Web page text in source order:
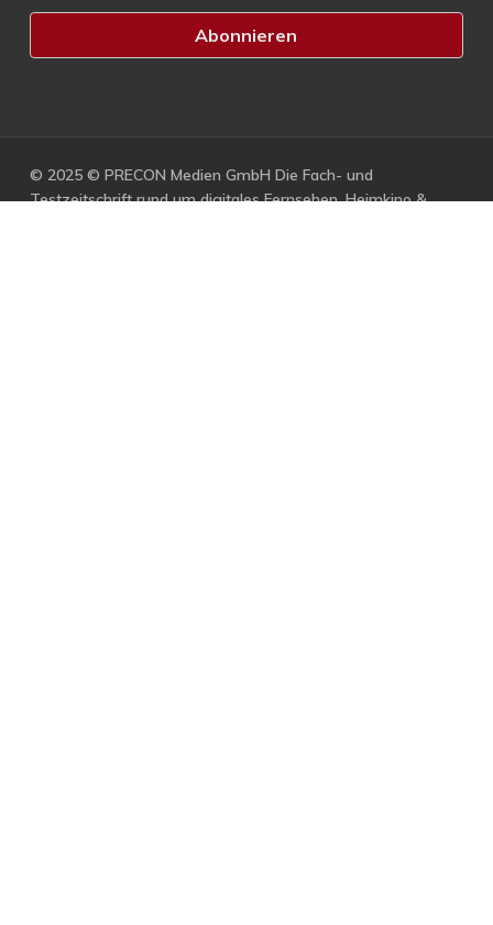
© 2025 © PRECON Medien GmbH Die Fach- und
Testzeitschrift rund um digitales Fernsehen, Heimkino &